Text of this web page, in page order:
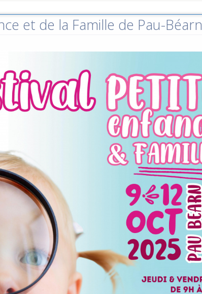
et de la Famille de Pau-Béarn